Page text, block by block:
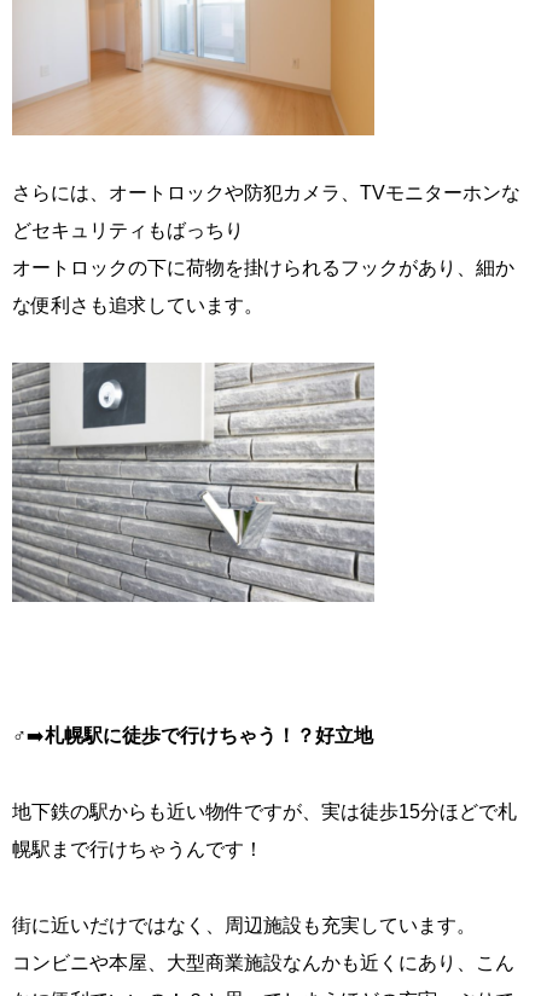
さらには、オートロックや防犯カメラ、TVモニターホンな
どセキュリティもばっちり
オートロックの下に荷物を掛けられるフックがあり、細か
な便利さも追求しています。
‍♂️‍➡️札幌駅に徒歩で行けちゃう！？好立地
地下鉄の駅からも近い物件ですが、実は徒歩15分ほどで札
幌駅まで行けちゃうんです！
街に近いだけではなく、周辺施設も充実しています。
コンビニや本屋、大型商業施設なんかも近くにあり、こん